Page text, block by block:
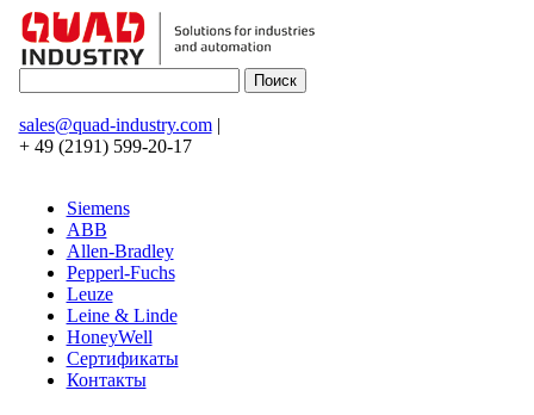
sales@quad-industry.com|
+ 49 (2191) 599-20-17
Siemens
ABB
Allen-Bradley
Pepperl-Fuchs
Leuze
Leine & Linde
HoneyWell
Сертификаты
Контакты